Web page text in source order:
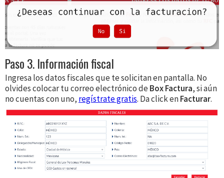
Paso 3. Información fiscal
Ingresa los datos fiscales que te solicitan en pantalla. No
olvides colocar tu correo electrónico deBox Factura, si aún
no cuentas con uno, regístrate gratis. Da click enFacturar.